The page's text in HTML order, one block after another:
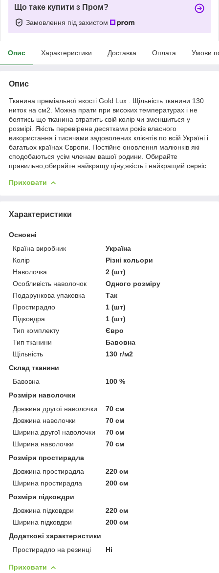
Що таке купити з Пром?
Замовлення під захистом
Опис Характеристики Доставка Оплата Умови
Опис
Тканина преміальної якості Gold Lux . Щільність тканини 130
ниток на см2. Можна прати при високих температурах і не
боятись що тканина втратить свій колір чи зменшиться у
розмірі. Якість перевірена десятками років власного
використання і тисячами задоволених клієнтів по всій Україні і
багатьох країнах Європи. Постійне оновлення малюнків які
сподобаються усім членам вашої родини. Обирайте
правильно,обирайте найкращу ціну,якість і найкращий сервіс
Приховати
Характеристики
Основні
Країна виробник
Україна
Колір
Різні кольори
Наволочка
2 (шт)
Особливість наволочок
Одного розміру
Подарункова упаковка
Так
Простирадло
1 (шт)
Підковдра
1 (шт)
Тип комплекту
Євро
Тип тканини
Бавовна
Щільність
130 г/м2
Склад тканини
Бавовна
100 %
Розміри наволочки
Довжина другої наволочки
70 см
Довжина наволочки
70 см
Ширина другої наволочки
70 см
Ширина наволочки
70 см
Розміри простирадла
Довжина простирадла
220 см
Ширина простирадла
200 см
Розміри підковдри
Довжина підковдри
220 см
Ширина підковдри
200 см
Додаткові характеристики
Простирадло на резинці
Ні
Приховати